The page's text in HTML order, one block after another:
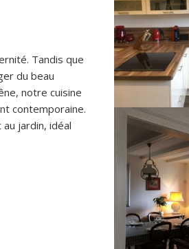
Tandis que
du beau
notre cuisine
contemporaine.
jardin, idéal